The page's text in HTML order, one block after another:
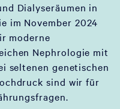
Dialyseräumen in
im November 2024
moderne
Nephrologie mit
seltenen genetischen
sind wir für